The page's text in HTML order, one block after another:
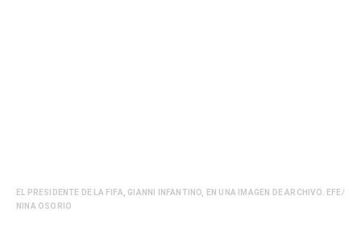
EL PRESIDENTE DE LA FIFA, GIANNI INFANTINO, EN UNA IMAGEN DE ARCHIVO. EFE/
NINA OSORIO